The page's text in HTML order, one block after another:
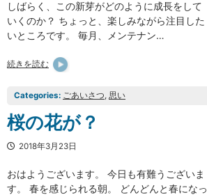
しばらく、この新芽がどのように成長をして
いくのか？ ちょっと、楽しみながら注目した
いところです。 毎月、メンテナン…
続きを読む
Categories: ごあいさつ, 思い
桜の花が？
2018年3月23日
おはようございます。 今日も有難うございま
す。 春を感じられる朝。 どんどんと春になっ